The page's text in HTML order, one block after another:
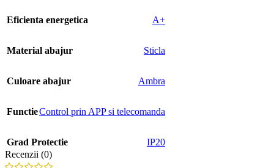
Eficienta energetica A+
Material abajur Sticla
Culoare abajur Ambra
FunctieControl prin APP si telecomanda
Grad Protectie
IP20
Recenzii (0)